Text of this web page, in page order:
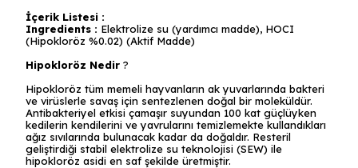
İçerik Listesi :
Ingredients : Elektrolize su (yardımcı madde), HOCI
(Hipokloröz %0.02) (Aktif Madde)
Hipokloröz Nedir ?
Hipokloröz tüm memeli hayvanların ak yuvarlarında bakteri
ve virüslerle savaş için sentezlenen doğal bir moleküldür.
Antibakteriyel etkisi çamaşır suyundan 100 kat güçlüyken
kedilerin kendilerini ve yavrularını temizlemekte kullandıkları
ağız sıvılarında bulunacak kadar da doğaldır. Resteril
geliştirdiği stabil elektrolize su teknolojisi (SEW) ile
hipokloröz asidi en saf şekilde üretmiştir.